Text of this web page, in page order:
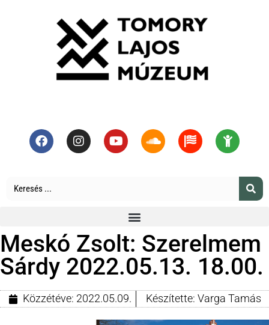
Meskó Zsolt: Szerelmem
Sárdy 2022.05.13. 18.00.
Közzétéve: 2022.05.09. Készítette: Varga Tamás